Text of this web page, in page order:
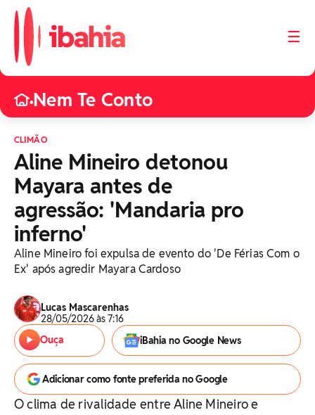
☰
•Nem Te Conto
CLIMÃO
Aline Mineiro detonou
Mayara antes de
agressão: 'Mandaria pro
inferno'
Aline Mineiro foi expulsa de evento do 'De Férias Com o
Ex' após agredir Mayara Cardoso
Lucas Mascarenhas
28/05/2026 às 7:16
Ouça
iBahia no Google News
Adicionar como fonte preferida no Google
O clima de rivalidade entre Aline Mineiro e